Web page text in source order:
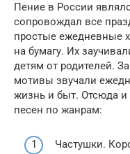
Пение в России
сопровождал все
простые ежедневные
на бумагу. Их
детям от родителей.
мотивы звучали
жизнь и быт. Отсюда и
песен по жанрам:
Частушки.